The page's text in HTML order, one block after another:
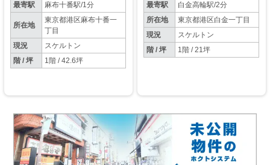
最寄駅 麻布十番駅/1分
所在地
東京都港区麻布十番一
丁目
現況
スケルトン
階 / 坪
1階 / 42.6坪
最寄駅
白金高輪駅/2分
所在地
東京都港区白金一丁目
現況
スケルトン
階 / 坪
1階 / 21坪